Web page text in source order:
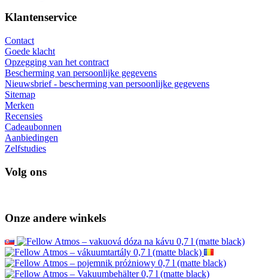
Klantenservice
Contact
Goede klacht
Opzegging van het contract
Bescherming van persoonlijke gegevens
Nieuwsbrief - bescherming van persoonlijke gegevens
Sitemap
Merken
Recensies
Cadeaubonnen
Aanbiedingen
Zelfstudies
Volg ons
Onze andere winkels